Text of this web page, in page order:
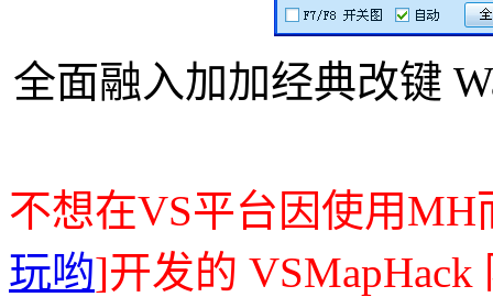
全面融入加加经典改键
不想在VS平台因使用
玩哟]开发的